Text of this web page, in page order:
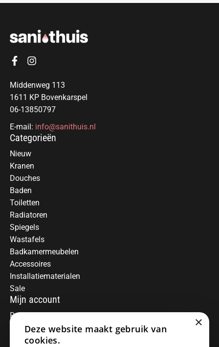
Middenweg 113
1611 KP Bovenkarspel
06-13850797
E-mail: info@sanithuis.nl
Categorieën
Nieuw
Kranen
Douches
Baden
Toiletten
Radiatoren
Spiegels
Wastafels
Badkamermeubelen
Accessoires
Installatiematerialen
Sale
Mijn account
Registreren
Mijn bestellingen
Informatie
×
Deze website maakt gebruik van
cookies.